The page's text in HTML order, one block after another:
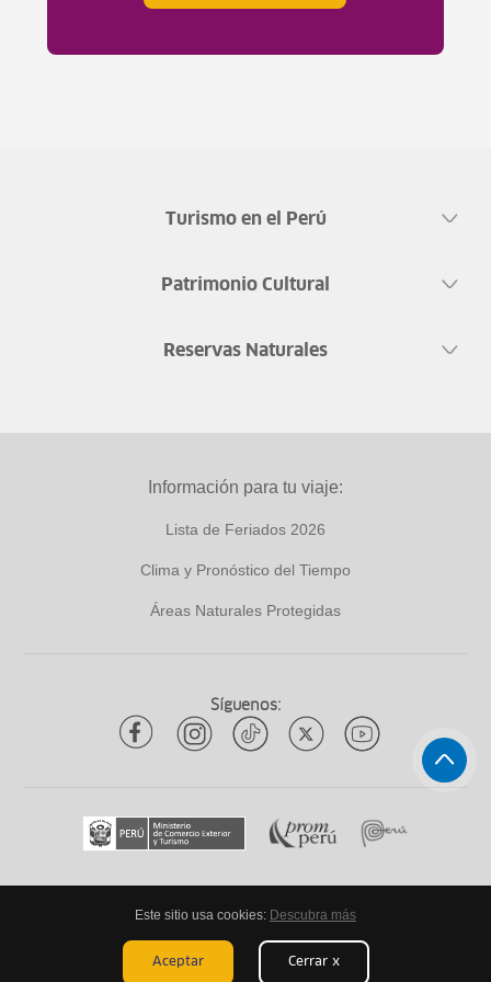
Turismo en el Perú
Patrimonio Cultural
Reservas Naturales
Información para tu viaje:
Lista de Feriados 2026
Clima y Pronóstico del Tiempo
Áreas Naturales Protegidas
Síguenos:
Todos los derechos reservadosytuqueplanes 2026
Este sitio usa cookies: Descubra más
Aceptar Cerrar x